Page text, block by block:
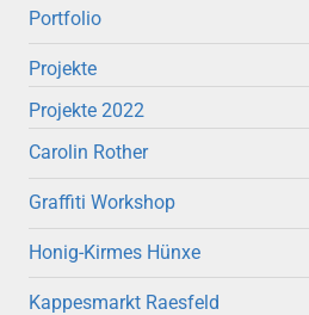
Portfolio
Projekte
Projekte 2022
Carolin Rother
Graffiti Workshop
Honig-Kirmes Hünxe
Kappesmarkt Raesfeld